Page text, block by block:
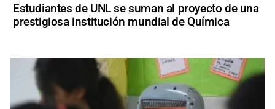
Estudiantes de UNL se suman al proyecto de una
prestigiosa institución mundial de Química